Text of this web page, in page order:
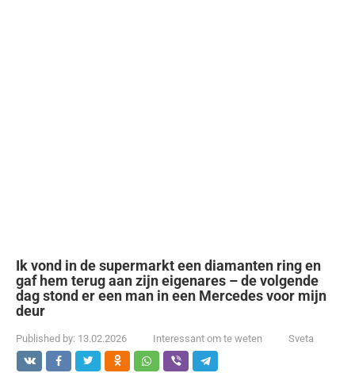
Ik vond in de supermarkt een diamanten ring en
gaf hem terug aan zijn eigenares – de volgende
dag stond er een man in een Mercedes voor mijn
deur
Published by: 13.02.2026 Interessant om te weten Sveta